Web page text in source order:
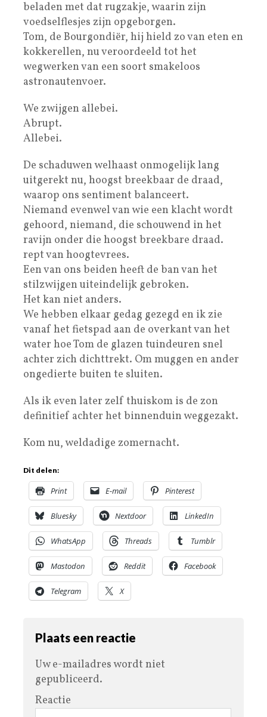
beladen met dat rugzakje, waarin zijn
voedselflesjes zijn opgeborgen.
Tom, de Bourgondiër, hij hield zo van eten en
kokkerellen, nu veroordeeld tot het
wegwerken van een soort smakeloos
astronautenvoer.
We zwijgen allebei.
Abrupt.
Allebei.
De schaduwen welhaast onmogelijk lang
uitgerekt nu, hoogst breekbaar de draad,
waarop ons sentiment balanceert.
Niemand evenwel van wie een klacht wordt
gehoord, niemand, die schouwend in het
ravijn onder die hoogst breekbare draad.
rept van hoogtevrees.
Een van ons beiden heeft de ban van het
stilzwijgen uiteindelijk gebroken.
Het kan niet anders.
We hebben elkaar gedag gezegd en ik zie
vanaf het fietspad aan de overkant van het
water hoe Tom de glazen tuindeuren snel
achter zich dichttrekt. Om muggen en ander
ongedierte buiten te sluiten.
Als ik even later zelf thuiskom is de zon
definitief achter het binnenduin weggezakt.
Kom nu, weldadige zomernacht.
Dit delen:
Print E-mail Pinterest
Bluesky Nextdoor LinkedIn
WhatsApp Threads Tumblr
Mastodon Reddit Facebook
Telegram X
Plaats een reactie
Uw e-mailadres wordt niet
gepubliceerd.
Reactie